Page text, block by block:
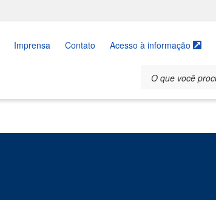
Imprensa Contato Acesso à informação